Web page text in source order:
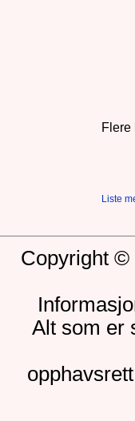
Flere
Liste
Copyright ©
Alt som er